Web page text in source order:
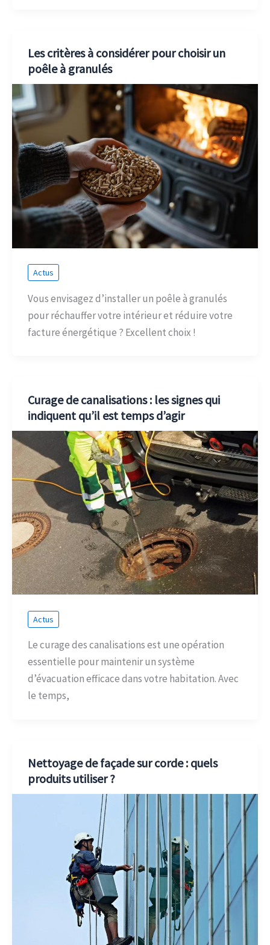
Les critères à considérer pour choisir un
poêle à granulés
Actus
Vous envisagez d’installer un poêle à granulés
pour réchauffer votre intérieur et réduire votre
facture énergétique ? Excellent choix !
Curage de canalisations : les signes qui
indiquent qu’il est temps d’agir
Actus
Le curage des canalisations est une opération
essentielle pour maintenir un système
d’évacuation efficace dans votre habitation. Avec
le temps,
Nettoyage de façade sur corde : quels
produits utiliser ?